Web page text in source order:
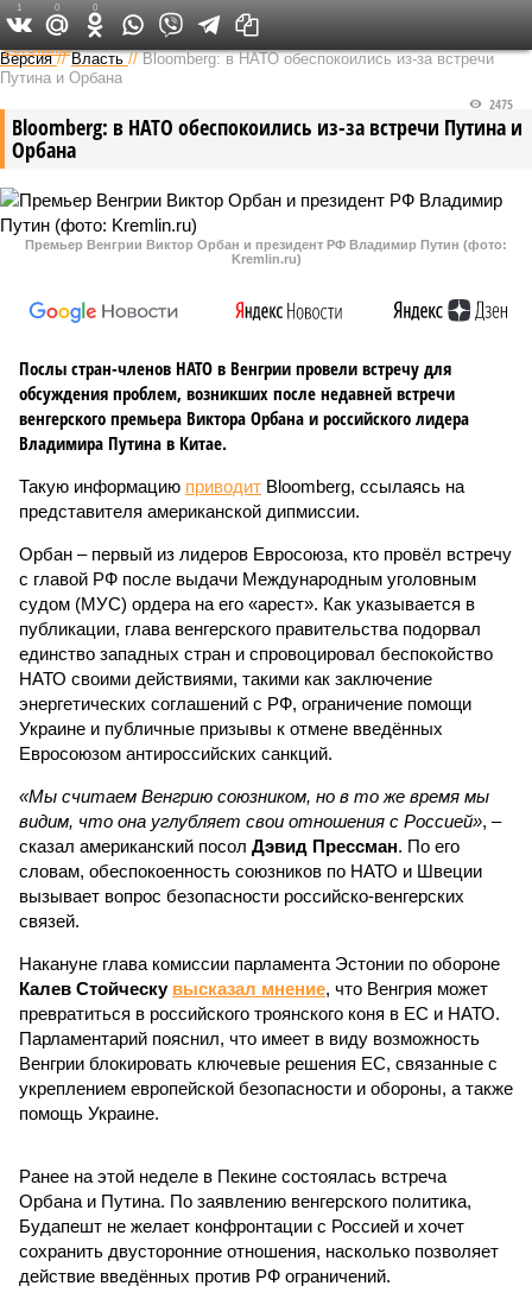
Федеральный выпуск
Версия //Власть //Bloomberg: в НАТО обеспокоились из-за встречи
Путина и Орбана
Bloomberg: в НАТО обеспокоились из-за встречи Путина и
Орбана
2475
Премьер Венгрии Виктор Орбан и президент РФ Владимир Путин (фото:
Kremlin.ru)
Послы стран-членов НАТО в Венгрии провели встречу для
обсуждения проблем, возникших после недавней встречи
венгерского премьера Виктора Орбана и российского лидера
Владимира Путина в Китае.
Такую информацию приводит Bloomberg, ссылаясь на
представителя американской дипмиссии.
Орбан – первый из лидеров Евросоюза, кто провёл встречу
с главой РФ после выдачи Международным уголовным
судом (МУС) ордера на его «арест». Как указывается в
публикации, глава венгерского правительства подорвал
единство западных стран и спровоцировал беспокойство
НАТО своими действиями, такими как заключение
энергетических соглашений с РФ, ограничение помощи
Украине и публичные призывы к отмене введённых
Евросоюзом антироссийских санкций.
«Мы считаем Венгрию союзником, но в то же время мы
видим, что она углубляет свои отношения с Россией», –
сказал американский посол Дэвид Прессман. По его
словам, обеспокоенность союзников по НАТО и Швеции
вызывает вопрос безопасности российско-венгерских
связей.
Накануне глава комиссии парламента Эстонии по обороне
Калев Стойческу высказал мнение, что Венгрия может
превратиться в российского троянского коня в ЕС и НАТО.
Парламентарий пояснил, что имеет в виду возможность
Венгрии блокировать ключевые решения ЕС, связанные с
укреплением европейской безопасности и обороны, а также
помощь Украине.
Ранее на этой неделе в Пекине состоялась встреча
Орбана и Путина. По заявлению венгерского политика,
Будапешт не желает конфронтации с Россией и хочет
сохранить двусторонние отношения, насколько позволяет
действие введённых против РФ ограничений.
1 0 0